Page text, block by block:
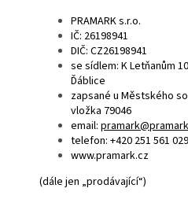
PRAMARK s.r.o.
IČ: 26198941
DIČ: CZ26198941
se sídlem: K Letňanům
Ďáblice
zapsané u Městského
vložka 79046
email:
telefon: +420 251 561 029
www.pramark.cz
(dále jen „prodávající“)